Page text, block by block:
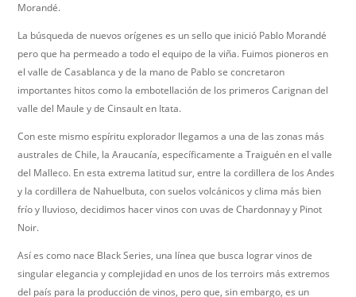
Morandé.
La búsqueda de nuevos orígenes es un sello que inició Pablo Morandé
pero que ha permeado a todo el equipo de la viña. Fuimos pioneros en
el valle de Casablanca y de la mano de Pablo se concretaron
importantes hitos como la embotellación de los primeros Carignan del
valle del Maule y de Cinsault en Itata.
Con este mismo espíritu explorador llegamos a una de las zonas más
australes de Chile, la Araucanía, específicamente a Traiguén en el valle
del Malleco. En esta extrema latitud sur, entre la cordillera de los Andes
y la cordillera de Nahuelbuta, con suelos volcánicos y clima más bien
frío y lluvioso, decidimos hacer vinos con uvas de Chardonnay y Pinot
Noir.
Así es como nace Black Series, una línea que busca lograr vinos de
singular elegancia y complejidad en unos de los terroirs más extremos
del país para la producción de vinos, pero que, sin embargo, es un